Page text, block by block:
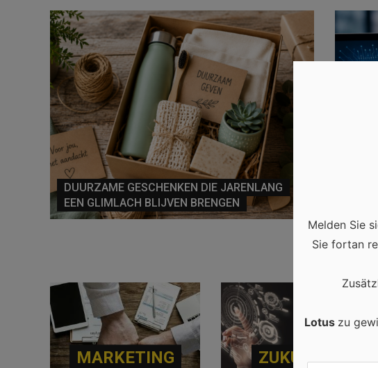
DUURZAME GESCHENKEN DIE JARENLANG
EEN GLIMLACH BLIJVEN BRENGEN
AI
MARKETING ZUKUNFT
Melden Sie
Sie fortan
Lotus zu